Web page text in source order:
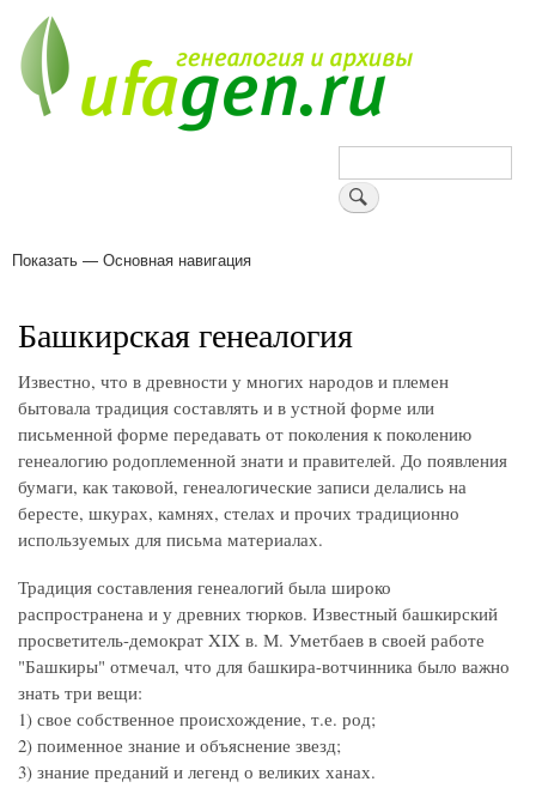
основному
содержанию
Поиск
Основная
Показать — Основная навигация
Башкирская генеалогия
Известно, что в древности у многих народов и племен
бытовала традиция составлять и в устной форме или
письменной форме передавать от поколения к поколению
генеалогию родоплеменной знати и правителей. До появления
бумаги, как таковой, генеалогические записи делались на
бересте, шкурах, камнях, стелах и прочих традиционно
используемых для письма материалах.
Традиция составления генеалогий была широко
распространена и у древних тюрков. Известный башкирский
просветитель-демократ XIX в. М. Уметбаев в своей работе
"Башкиры" отмечал, что для башкира-вотчинника было важно
знать три вещи:
1) свое собственное происхождение, т.е. род;
2) поименное знание и объяснение звезд;
3) знание преданий и легенд о великих ханах.